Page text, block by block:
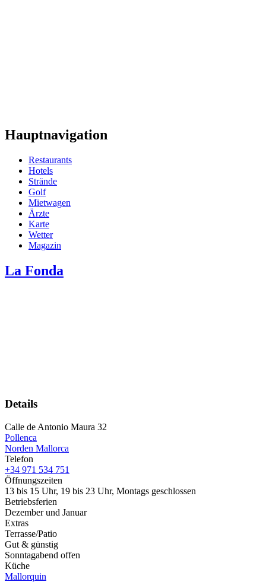
Hauptnavigation
Restaurants
Hotels
Strände
Golf
Mietwagen
Ärzte
Karte
Wetter
Magazin
La Fonda
Details
Calle de Antonio Maura 32
Pollenca
Norden Mallorca
Telefon
+34 971 534 751
Öffnungszeiten
13 bis 15 Uhr, 19 bis 23 Uhr, Montags geschlossen
Betriebsferien
Dezember und Januar
Extras
Terrasse/Patio
Gut & günstig
Sonntagabend offen
Küche
Mallorquin